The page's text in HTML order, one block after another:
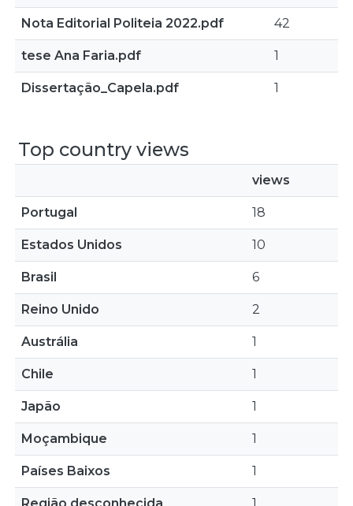
Nota Editorial Politeia 2022.pdf 42
tese Ana Faria.pdf 1
Dissertação_Capela.pdf 1
Top country views
views
Portugal 18
Estados Unidos 10
Brasil 6
Reino Unido 2
Austrália 1
Chile 1
Japão 1
Moçambique 1
Países Baixos 1